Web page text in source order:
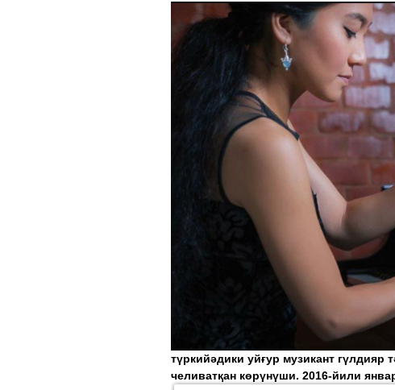
түркийәдики уйғур музикант гүлдияр
челиватқан көрүнүши. 2016-йили